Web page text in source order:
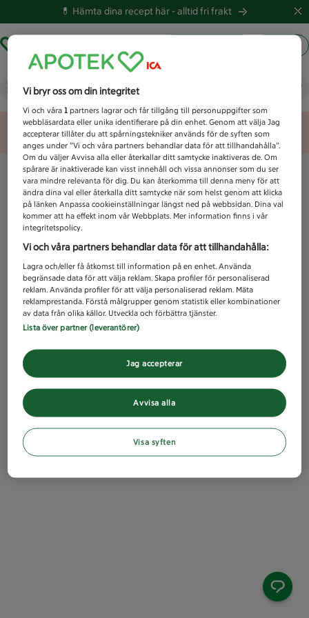
💊 Hämta dina recept här -alltid fri frakt
Vad letar du efter idag?
Unknown error
Vi bryr oss om din integritet
Vi och våra1 partners lagrar och får tillgång till personuppgifter som
webbläsardata eller unika identifierare på din enhet. Genom att välja Jag
accepterar tillåter du att spårningstekniker används för de syften som
anges under ”Vi och våra partners behandlar data för att tillhandahålla”.
Om du väljer Avvisa alla eller återkallar ditt samtycke inaktiveras de. Om
spårare är inaktiverade kan visst innehåll och vissa annonser som du ser
vara mindre relevanta för dig. Du kan återkomma till denna meny för att
ändra dina val eller återkalla ditt samtycke när som helst genom att klicka
på länken Anpassa cookieinställningar längst ned på webbsidan. Dina val
kommer att ha effekt inom vår Webbplats. Mer information finns i vår
integritetspolicy.
Vi och våra partners behandlar data för att tillhandahålla:
Lagra och/eller få åtkomst till information på en enhet. Använda
begränsade data för att välja reklam. Skapa profiler för personaliserad
reklam. Använda profiler för att välja personaliserad reklam. Mäta
reklamprestanda. Förstå målgrupper genom statistik eller kombinationer
av data från olika källor. Utveckla och förbättra tjänster.
Lista över partner (leverantörer)
Avvisa alla
Jag accepterar
Visa syften